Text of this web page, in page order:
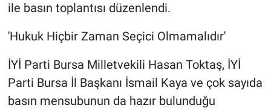
ile basın toplantısı düzenlendi.
'Hukuk Hiçbir Zaman Seçici Olmamalıdır'
İYİ Parti Bursa Milletvekili Hasan Toktaş, İYİ
Parti Bursa İl Başkanı İsmail Kaya ve çok sayıda
basın mensubunun da hazır bulunduğu